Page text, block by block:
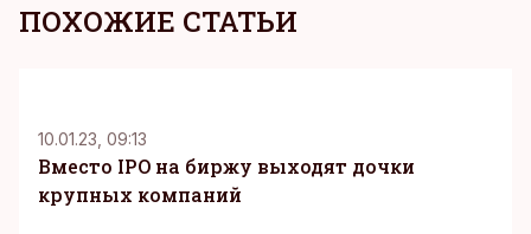
ПОХОЖИЕ СТАТЬИ
10.01.23, 09:13
Вместо IPO на биржу выходят дочки
крупных компаний